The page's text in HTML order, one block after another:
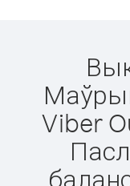
Viber